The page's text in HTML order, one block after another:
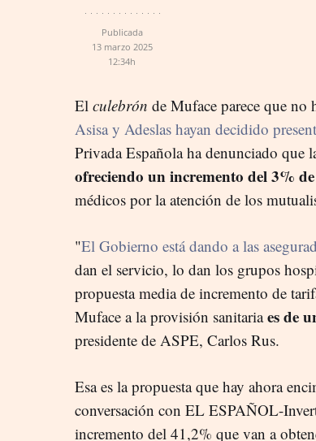
Publicada
13 marzo 2025
12:34h
El culebrón de Muface parece que no
Asisa y Adeslas hayan decidido
Privada Española ha denunciado que
ofreciendo un incremento del 3%
médicos por la atención de los
"El Gobierno está dando a las
dan el servicio, lo dan los grupos
propuesta media de incremento de
Muface a la provisión sanitariaes de
presidente de ASPE, Carlos Rus.
Esa es la propuesta que hay ahora
conversación con EL ESPAÑOL-
incremento del 41,2% que van a